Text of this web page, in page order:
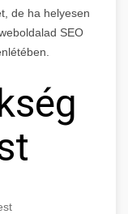
de ha helyesen
SEO